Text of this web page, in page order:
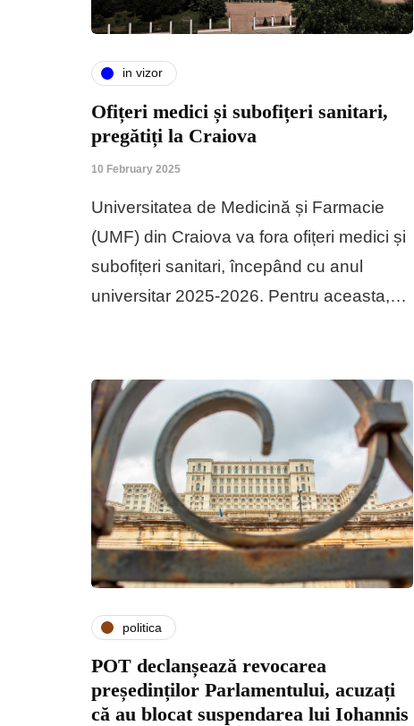
in vizor
Ofițeri medici și subofițeri sanitari,
pregătiți la Craiova
10 February 2025
Universitatea de Medicină și Farmacie
(UMF) din Craiova va fora ofițeri medici și
subofițeri sanitari, începând cu anul
universitar 2025-2026. Pentru aceasta,…
politica
POT declanșează revocarea
președinților Parlamentului, acuzați
că au blocat suspendarea lui Iohannis